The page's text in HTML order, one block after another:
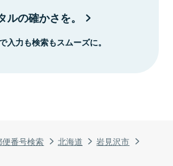
便番号検索 北海道
岩見沢市
の確かさを。
入力も検索もスムーズに。